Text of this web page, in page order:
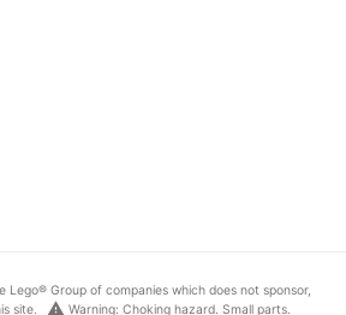
Lego® Group of companies which does not sponsor,
site.
warning Warning: Choking hazard. Small parts.